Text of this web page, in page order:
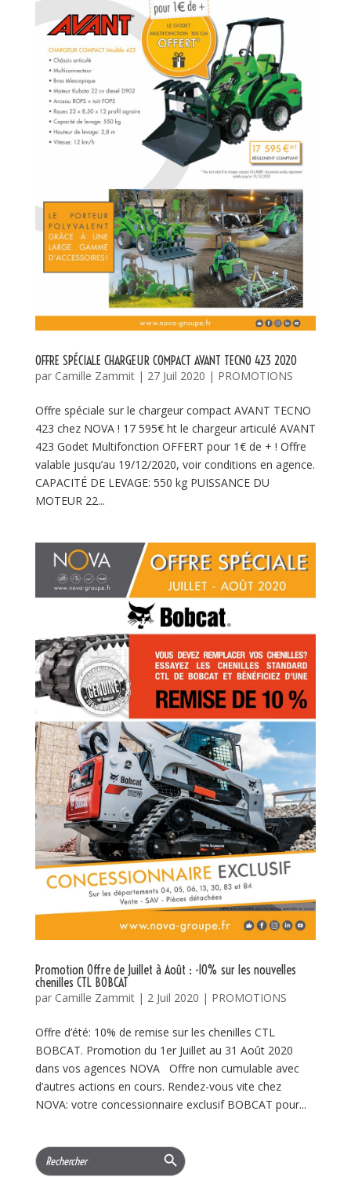
OFFRE SPÉCIALE CHARGEUR COMPACT AVANT TECNO 423 2020
par Camille Zammit| 27 Juil 2020 | PROMOTIONS
Offre spéciale sur le chargeur compact AVANT TECNO
423 chez NOVA ! 17 595€ ht le chargeur articulé AVANT
423 Godet Multifonction OFFERT pour 1€ de + ! Offre
valable jusqu’au 19/12/2020, voir conditions en agence.
CAPACITÉ DE LEVAGE: 550 kg PUISSANCE DU
MOTEUR 22...
Promotion Offre de Juillet à Août : -10% sur les nouvelles
chenilles CTL BOBCAT
par Camille Zammit| 2 Juil 2020 | PROMOTIONS
Offre d’été: 10% de remise sur les chenilles CTL
BOBCAT. Promotion du 1er Juillet au 31 Août 2020
dans vos agences NOVA Offre non cumulable avec
d’autres actions en cours. Rendez-vous vite chez
NOVA: votre concessionnaire exclusif BOBCAT pour...
Search
for:
Search Button